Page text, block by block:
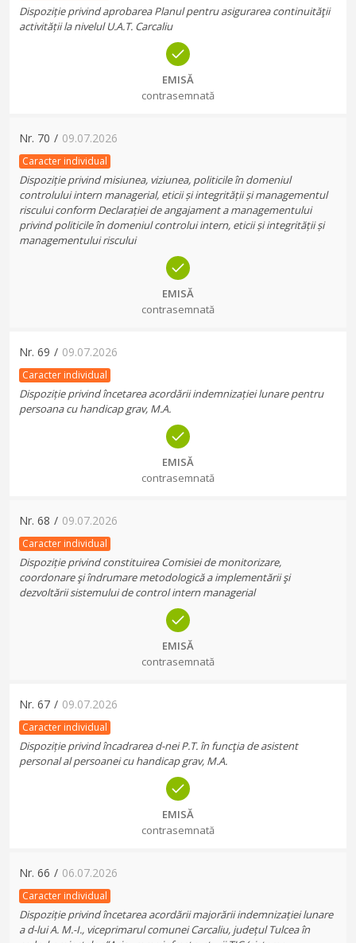
Dispoziție privind aprobarea Planul pentru asigurarea continuităţii
activității la nivelul U.A.T. Carcaliu
EMISĂ
contrasemnată
Nr. 70 / 09.07.2026
Caracter individual
Dispoziție privind misiunea, viziunea, politicile în domeniul
controlului intern managerial, eticii și integrității și managementul
riscului conform Declarației de angajament a managementului
privind politicile în domeniul controlui intern, eticii și integrității și
managementului riscului
EMISĂ
contrasemnată
Nr. 69 / 09.07.2026
Caracter individual
Dispoziție privind încetarea acordării indemnizației lunare pentru
persoana cu handicap grav, M.A.
EMISĂ
contrasemnată
Nr. 68 / 09.07.2026
Caracter individual
Dispoziție privind constituirea Comisiei de monitorizare,
coordonare şi îndrumare metodologică a implementării şi
dezvoltării sistemului de control intern managerial
EMISĂ
contrasemnată
Nr. 67 / 09.07.2026
Caracter individual
Dispoziție privind încadrarea d-nei P.T. în funcţia de asistent
personal al persoanei cu handicap grav, M.A.
EMISĂ
contrasemnată
Nr. 66 / 06.07.2026
Caracter individual
Dispoziție privind încetarea acordării majorării indemnizației lunare
a d-lui A. M.-I., viceprimarul comunei Carcaliu, județul Tulcea în